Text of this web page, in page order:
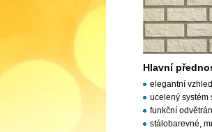
Hlavní
elegantní
ucelený systém
funkční
stálobarevné,